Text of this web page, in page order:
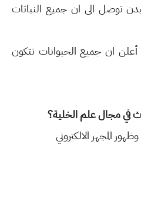
توصل الى ان جميع النباتات
أعلن ان جميع الحيوانات تتكون
في مجال علم الخلية؟
المجهر الالكتروني